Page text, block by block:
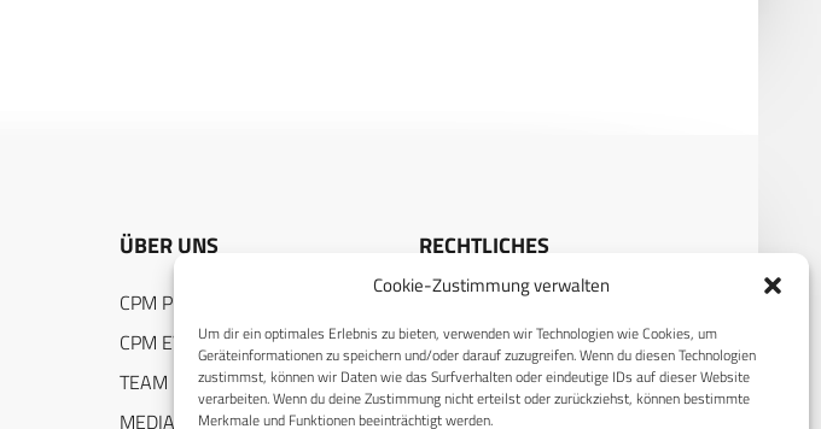
Cookie-Zustimmung verwalten
Um dir ein optimales Erlebnis zu bieten, verwenden wir Technologien wie Cookies, um
Geräteinformationen zu speichern und/oder darauf zuzugreifen. Wenn du diesen Technologien
zustimmst, können wir Daten wie das Surfverhalten oder eindeutige IDs auf dieser Website
verarbeiten. Wenn du deine Zustimmung nicht erteilst oder zurückziehst, können bestimmte
Merkmale und Funktionen beeinträchtigt werden.
ÜBER UNS
CPM PUBLICATIONS
CPM EVENTS
TEAM
MEDIADATEN
RECHTLICHES
Datenschutzerklärung
Cookie-Richtlinie (EU)
AGB
Compliance